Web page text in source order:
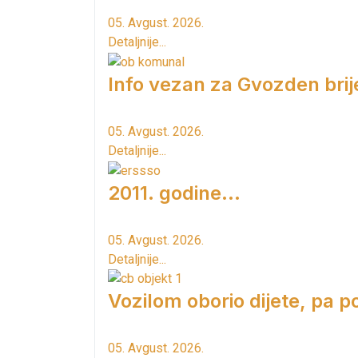
05. Avgust. 2026.
Detaljnije...
Info vezan za Gvozden
05. Avgust. 2026.
Detaljnije...
2011. godine...
05. Avgust. 2026.
Detaljnije...
Vozilom oborio dijete, pa
05. Avgust. 2026.